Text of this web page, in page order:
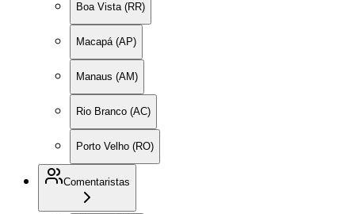
Boa Vista (RR)
Macapá (AP)
Manaus (AM)
Rio Branco (AC)
Porto Velho (RO)
Comentaristas